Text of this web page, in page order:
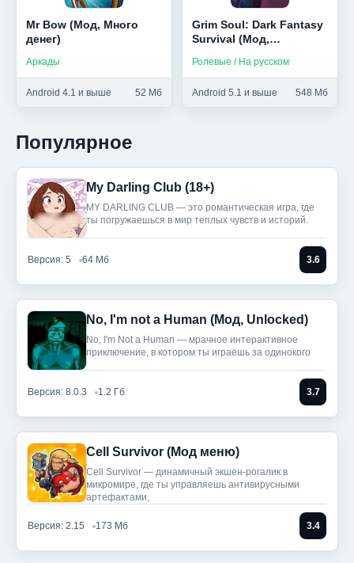
Mr Bow (Мод, Много
денег)
Аркады
Android 4.1 и выше 52 Мб
Grim Soul: Dark Fantasy
Survival (Мод,
Ролевые / На русском
Android 5.1 и выше 548 Мб
Популярное
My Darling Club (18+)
MY DARLING CLUB — это романтическая игра, где
ты погружаешься в мир теплых чувств и историй.
Версия: 5 64 Мб 3.6
No, I'm not a Human (Мод, Unlocked)
No, I'm Not a Human — мрачное интерактивное
приключение, в котором ты играешь за одинокого
Версия: 8.0.3 1.2 Гб 3.7
Cell Survivor (Мод меню)
Cell Survivor — динамичный экшен-рогалик в
микромире, где ты управляешь антивирусными
артефактами,
Версия: 2.15 173 Мб 3.4